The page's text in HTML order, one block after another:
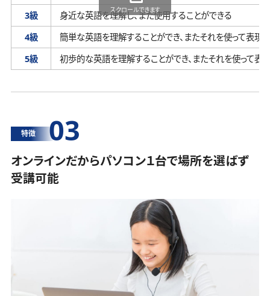
3級
身近な英語を理解し、また使用することができる
4級
簡単な英語を理解することができ、 またそれを使って表現
5級
初歩的な英語を理解することができ、 またそれを使って表
スクロールできます
特徴 03
オンラインだからパソコン１台で場所を選ばず
受講可能